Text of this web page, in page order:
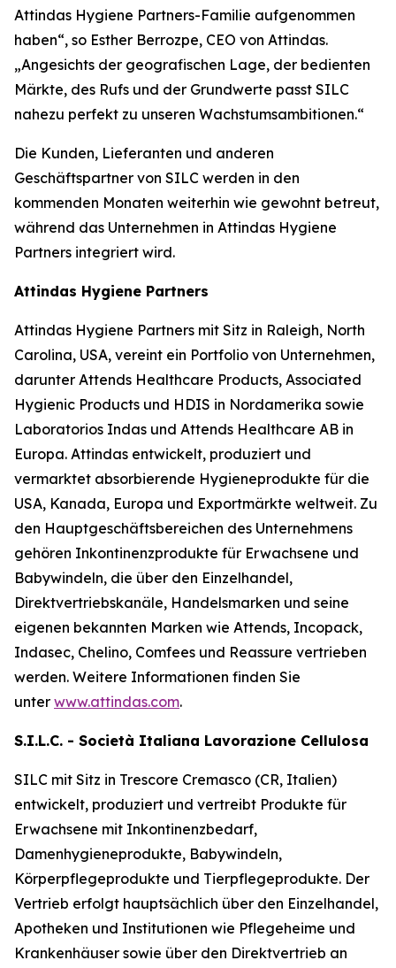
Attindas Hygiene Partners-Familie aufgenommen
haben“, so Esther Berrozpe, CEO von Attindas.
„Angesichts der geografischen Lage, der bedienten
Märkte, des Rufs und der Grundwerte passt SILC
nahezu perfekt zu unseren Wachstumsambitionen.“
Die Kunden, Lieferanten und anderen
Geschäftspartner von SILC werden in den
kommenden Monaten weiterhin wie gewohnt betreut,
während das Unternehmen in Attindas Hygiene
Partners integriert wird.
Attindas Hygiene Partners
Attindas Hygiene Partners mit Sitz in Raleigh, North
Carolina, USA, vereint ein Portfolio von Unternehmen,
darunter Attends Healthcare Products, Associated
Hygienic Products und HDIS in Nordamerika sowie
Laboratorios Indas und Attends Healthcare AB in
Europa. Attindas entwickelt, produziert und
vermarktet absorbierende Hygieneprodukte für die
USA, Kanada, Europa und Exportmärkte weltweit. Zu
den Hauptgeschäftsbereichen des Unternehmens
gehören Inkontinenzprodukte für Erwachsene und
Babywindeln, die über den Einzelhandel,
Direktvertriebskanäle, Handelsmarken und seine
eigenen bekannten Marken wie Attends, Incopack,
Indasec, Chelino, Comfees und Reassure vertrieben
werden. Weitere Informationen finden Sie
unter www.attindas.com.
S.I.L.C. - Società Italiana Lavorazione Cellulosa
SILC mit Sitz in Trescore Cremasco (CR, Italien)
entwickelt, produziert und vertreibt Produkte für
Erwachsene mit Inkontinenzbedarf,
Damenhygieneprodukte, Babywindeln,
Körperpflegeprodukte und Tierpflegeprodukte. Der
Vertrieb erfolgt hauptsächlich über den Einzelhandel,
Apotheken und Institutionen wie Pflegeheime und
Krankenhäuser sowie über den Direktvertrieb an